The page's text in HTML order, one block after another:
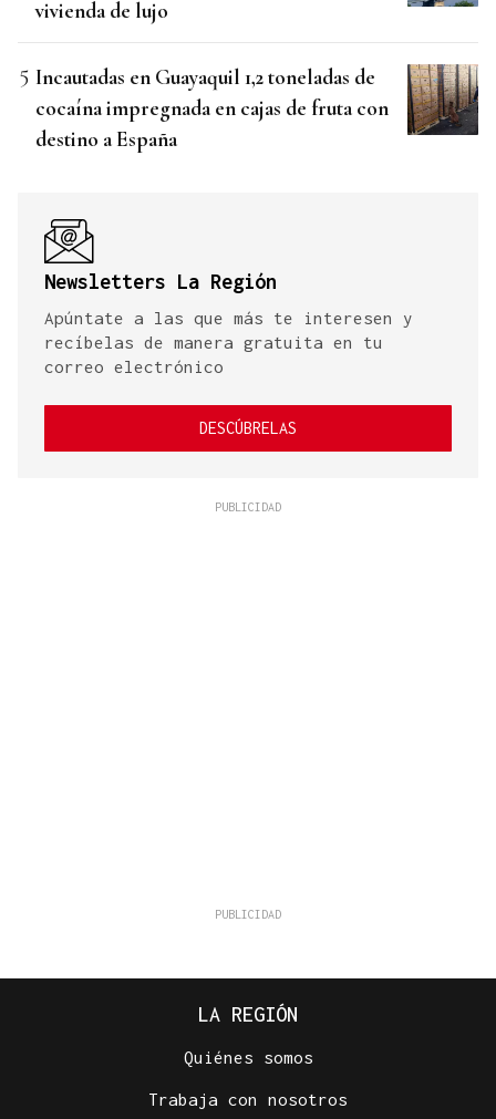
vivienda de lujo
Incautadas en Guayaquil 1,2 toneladas de
cocaína impregnada en cajas de fruta con
destino a España
Newsletters La Región
Apúntate a las que más te interesen y
recíbelas de manera gratuita en tu
correo electrónico
DESCÚBRELAS
LA REGIÓN
Quiénes somos
Trabaja con nosotros